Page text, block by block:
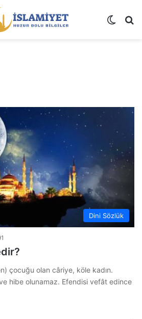
Dış
Dini Sözlük
çocuğu olan câriye, köle kadın.
hibe olunamaz. Efendisi vefât edince